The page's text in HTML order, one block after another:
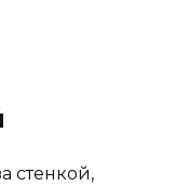
стенкой,